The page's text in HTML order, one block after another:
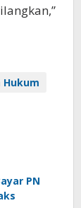
PN